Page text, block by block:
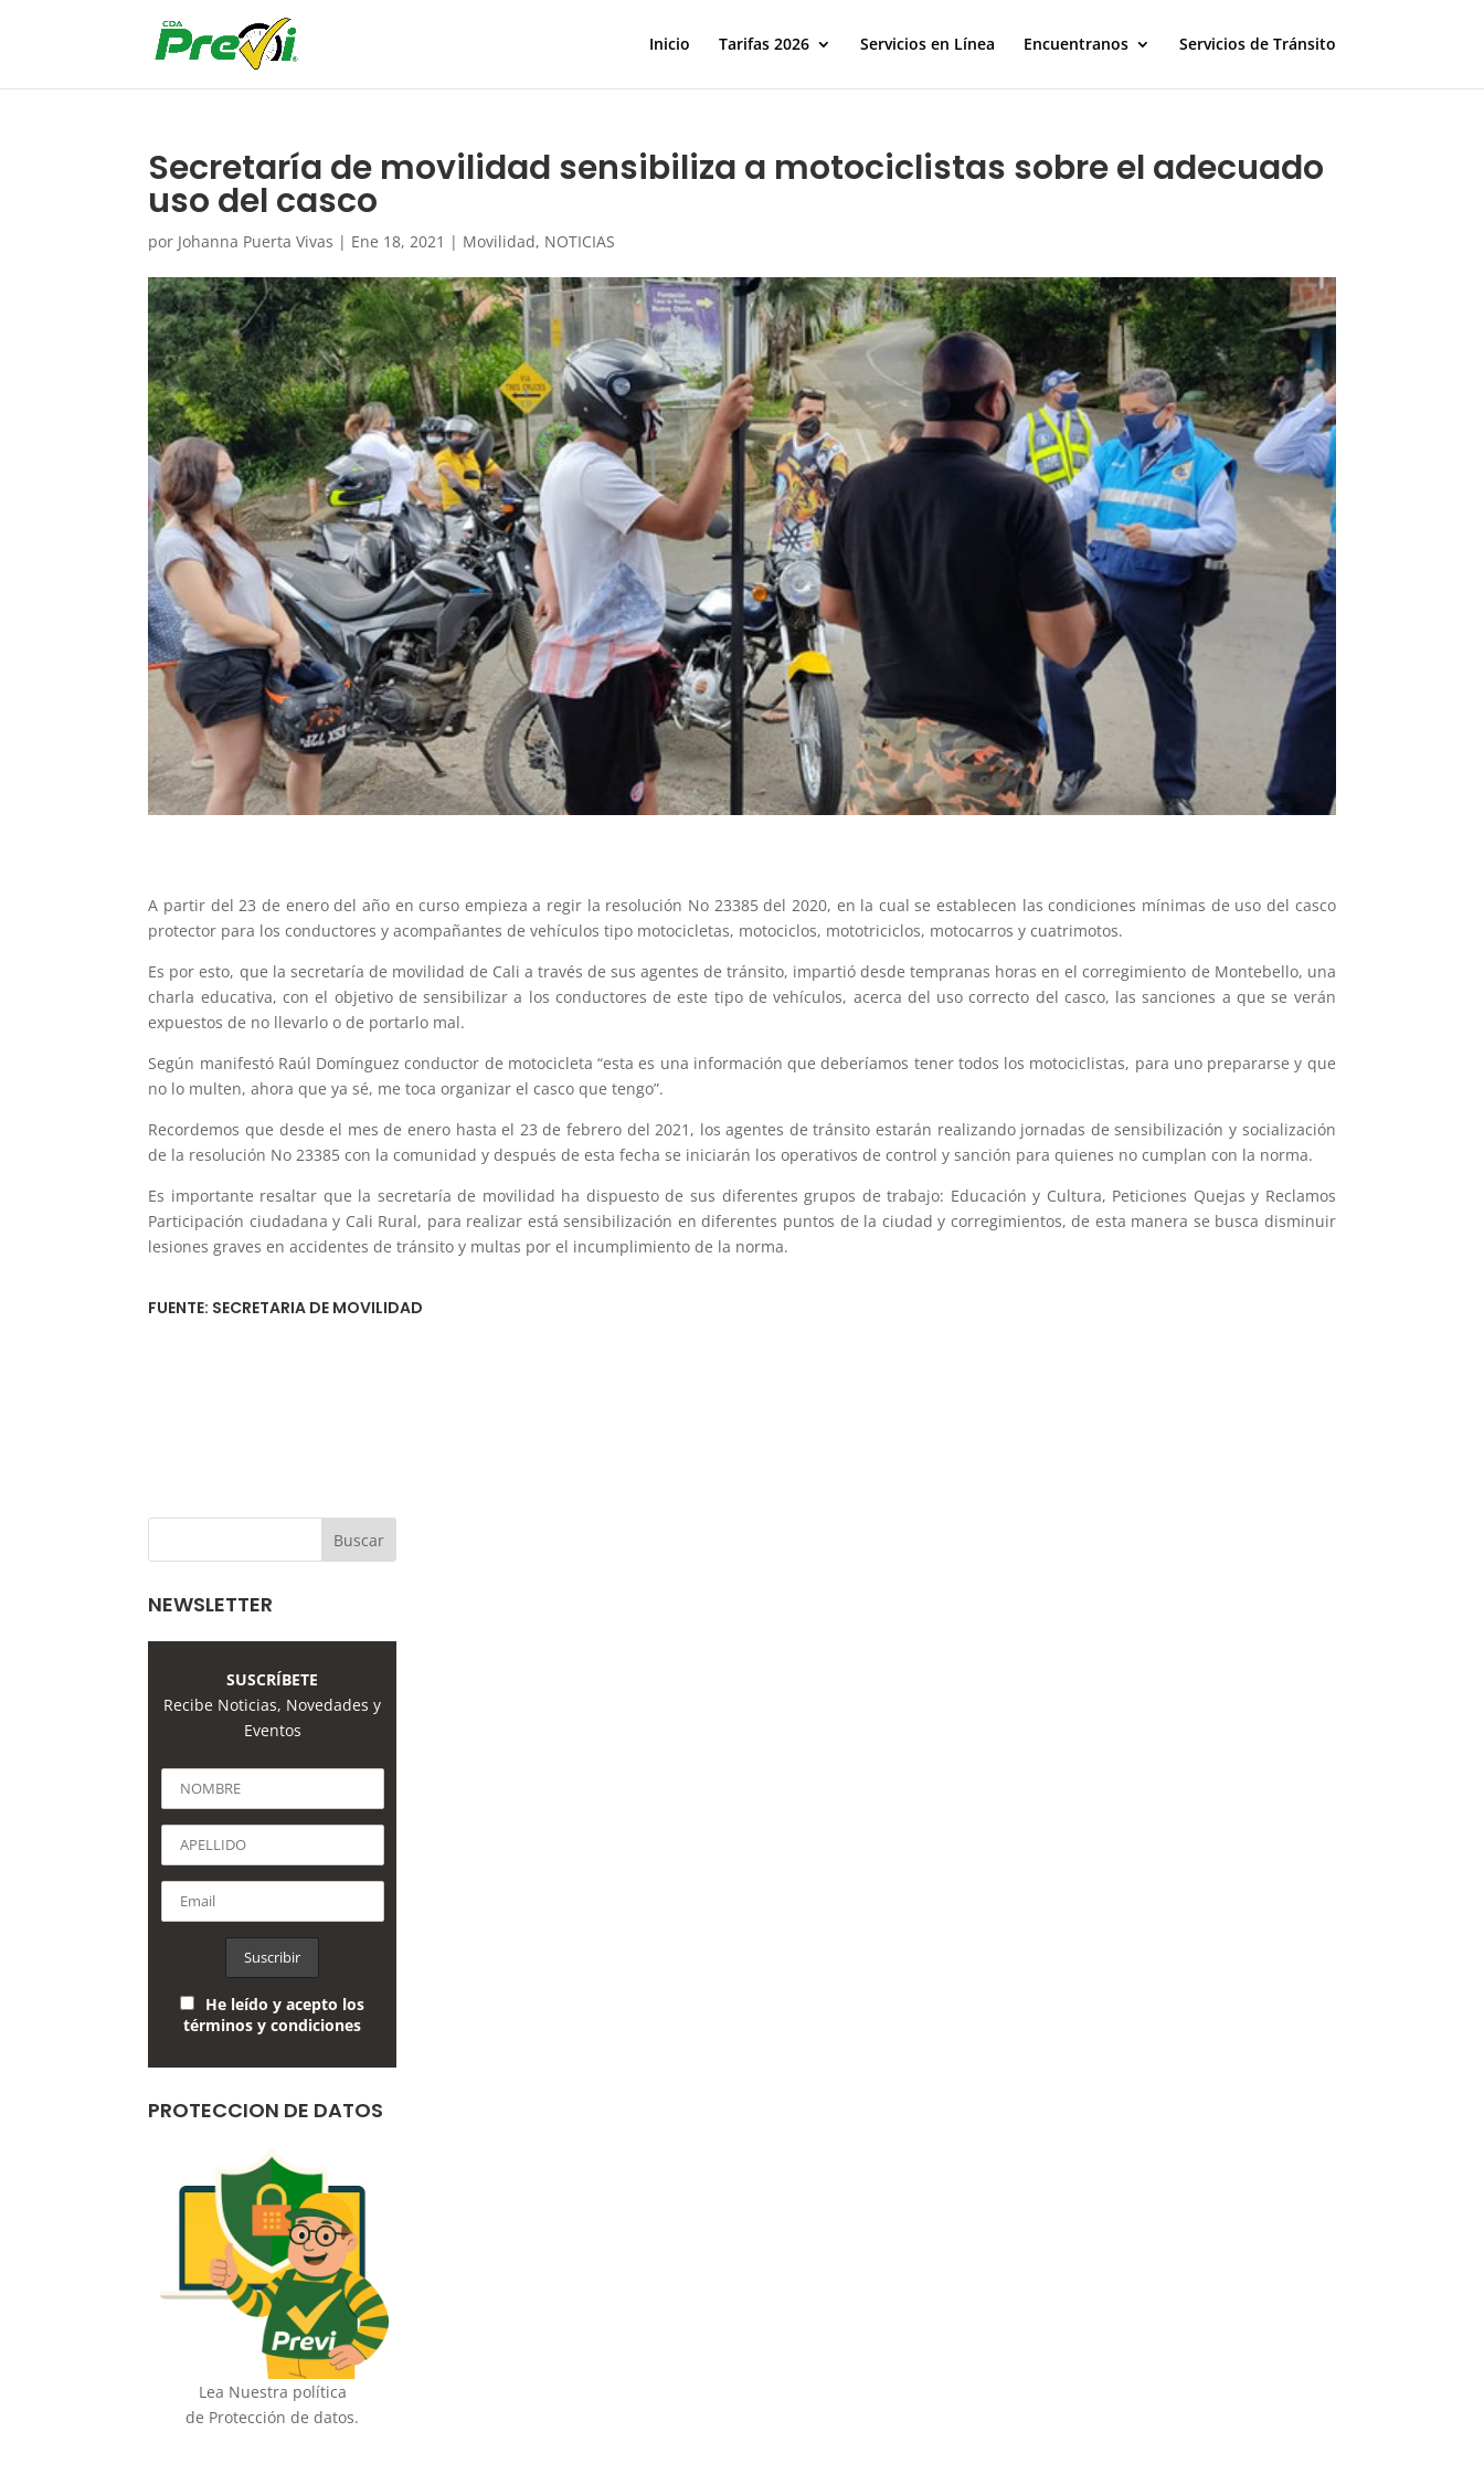
Inicio Tarifas 2026 Servicios en Línea Encuentranos Servicios de Tránsito
Secretaría de movilidad sensibiliza a motociclistas sobre el adecuado
uso del casco
por Johanna Puerta Vivas | Ene 18, 2021 | Movilidad, NOTICIAS
A partir del 23 de enero del año en curso empieza a regir la resolución No 23385 del 2020, en la cual se establecen las condiciones mínimas de uso del casco
protector para los conductores y acompañantes de vehículos tipo motocicletas, motociclos, mototriciclos, motocarros y cuatrimotos.
Es por esto, que la secretaría de movilidad de Cali a través de sus agentes de tránsito, impartió desde tempranas horas en el corregimiento de Montebello, una
charla educativa, con el objetivo de sensibilizar a los conductores de este tipo de vehículos, acerca del uso correcto del casco, las sanciones a que se verán
expuestos de no llevarlo o de portarlo mal.
Según manifestó Raúl Domínguez conductor de motocicleta “esta es una información que deberíamos tener todos los motociclistas, para uno prepararse y que
no lo multen, ahora que ya sé, me toca organizar el casco que tengo”.
Recordemos que desde el mes de enero hasta el 23 de febrero del 2021, los agentes de tránsito estarán realizando jornadas de sensibilización y socialización
de la resolución No 23385 con la comunidad y después de esta fecha se iniciarán los operativos de control y sanción para quienes no cumplan con la norma.
Es importante resaltar que la secretaría de movilidad ha dispuesto de sus diferentes grupos de trabajo: Educación y Cultura, Peticiones Quejas y Reclamos
Participación ciudadana y Cali Rural, para realizar está sensibilización en diferentes puntos de la ciudad y corregimientos, de esta manera se busca disminuir
lesiones graves en accidentes de tránsito y multas por el incumplimiento de la norma.
FUENTE: SECRETARIA DE MOVILIDAD
NEWSLETTER
SUSCRÍBETE
Recibe Noticias, Novedades y
Eventos
He leído y acepto los
términos y condiciones
PROTECCION DE DATOS
Lea Nuestra política
de Protección de datos.